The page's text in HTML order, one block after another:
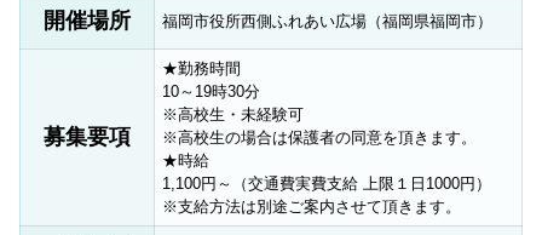
開催場所 福岡市役所西側ふれあい広場（福岡県福岡市）
募集要項
★勤務時間
10～19時30分
※高校生・未経験可
※高校生の場合は保護者の同意を頂きます。
★時給
1,100円～（交通費実費支給 上限１日1000円）
※支給方法は別途ご案内させて頂きます。